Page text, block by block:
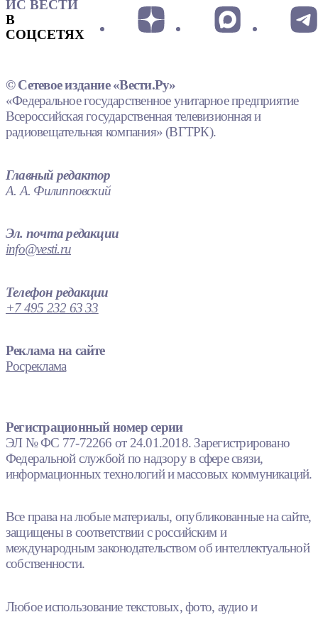
ИС ВЕСТИ
В
СОЦСЕТЯХ
© Сетевое издание «Вести.Ру»
«Федеральное государственное унитарное предприятие
Всероссийская государственная телевизионная и
радиовещательная компания» (ВГТРК).
Главный редактор
А. А. Филипповский
Эл. почта редакции
info@vesti.ru
Телефон редакции
+7 495 232 63 33
Реклама на сайте
Росреклама
Регистрационный номер серии
ЭЛ № ФС 77-72266 от 24.01.2018. Зарегистрировано
Федеральной службой по надзору в сфере связи,
информационных технологий и массовых коммуникаций.
Все права на любые материалы, опубликованные на сайте,
защищены в соответствии с российским и
международным законодательством об интеллектуальной
собственности.
Любое использование текстовых, фото, аудио и